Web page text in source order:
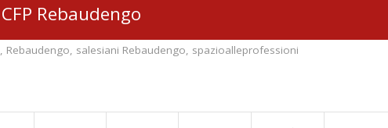
CFP Rebaudengo
, Rebaudengo, salesiani Rebaudengo, spazioalleprofessioni